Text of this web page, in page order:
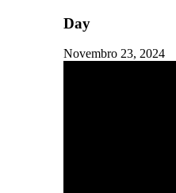
Day
Novembro 23, 2024